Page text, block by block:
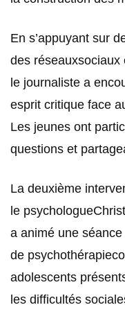
En s’appuyant sur
des réseauxsociaux
le journaliste a
esprit critique face
Les jeunes ont
questions et
La deuxième
le
a animé une séance
de
adolescents
les difficultés